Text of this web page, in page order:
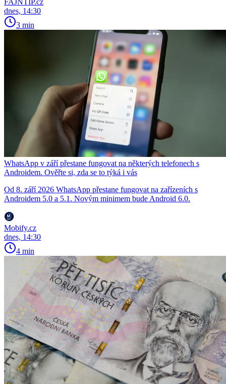
FAJNTIP.cz
dnes, 14:30
3 min
WhatsApp v září přestane fungovat na některých telefonech s
Androidem. Ověřte si, zda se to týká i vás
Od 8. září 2026 WhatsApp přestane fungovat na zařízeních s
Androidem 5.0 a 5.1. Novým minimem bude Android 6.0.
Mobify.cz
dnes, 14:30
4 min